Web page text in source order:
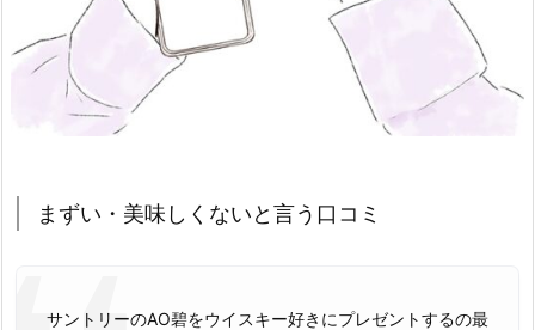
まずい・美味しくないと言う口コミ
サントリーのAO碧をウイスキー好きにプレゼントするの最